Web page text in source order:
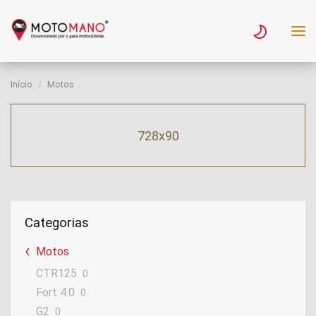
Início Motos
728x90
Categorias
Motos
CTR125
0
Fort 4.0 0
G2 0